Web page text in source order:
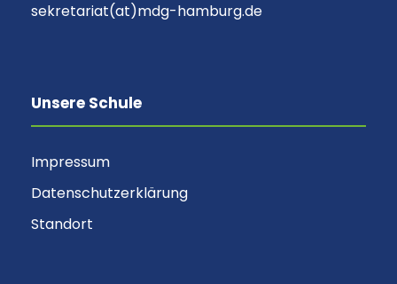
sekretariat(at)mdg-hamburg.de
Unsere Schule
Impressum
Datenschutzerklärung
Standort